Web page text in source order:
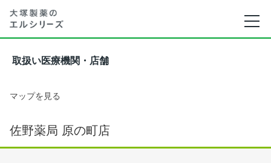
取扱い医療機関・店舗
マップを見る
佐野薬局 原の町店